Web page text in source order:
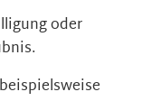
oder